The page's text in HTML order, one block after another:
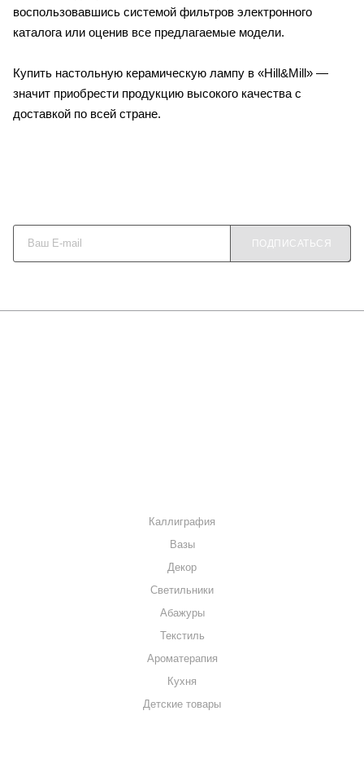
воспользовавшись системой фильтров электронного
каталога или оценив все предлагаемые модели.
Купить настольную керамическую лампу в «Hill&Mill» —
значит приобрести продукцию высокого качества с
доставкой по всей стране.
ПОДПИСАТЬСЯ
Каллиграфия
Вазы
Декор
Светильники
Абажуры
Текстиль
Ароматерапия
Кухня
Детские товары